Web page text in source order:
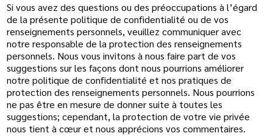
Si vous avez des questions ou des préoccupations à l’égard
de la présente politique de confidentialité ou de vos
renseignements personnels, veuillez communiquer avec
notre responsable de la protection des renseignements
personnels. Nous vous invitons à nous faire part de vos
suggestions sur les façons dont nous pourrions améliorer
notre politique de confidentialité et nos pratiques de
protection des renseignements personnels. Nous pourrions
ne pas être en mesure de donner suite à toutes les
suggestions; cependant, la protection de votre vie privée
nous tient à cœur et nous apprécions vos commentaires.